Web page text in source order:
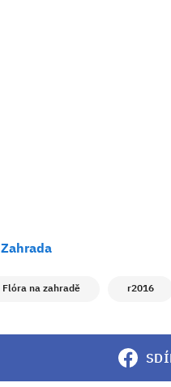
Zahrada
Flóra na zahradě r2016